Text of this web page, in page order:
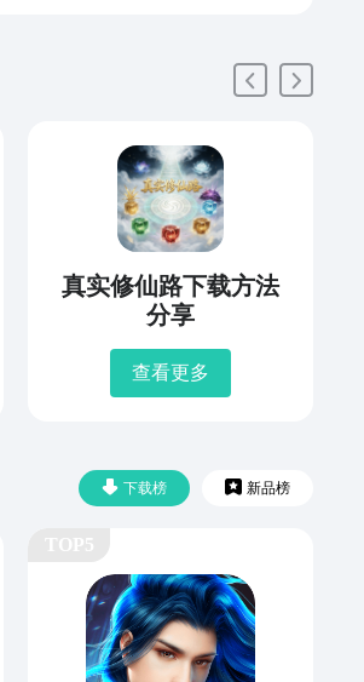
真实修仙路下载方法
分享
查看更多
下载榜 新品榜